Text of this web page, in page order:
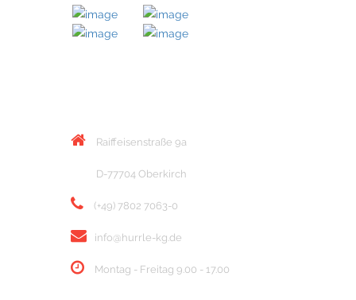
Raiffeisenstraße 9a
D-77704 Oberkirch
(+49) 7802 7063-0
info@hurrle-kg.de
Montag - Freitag 9.00 - 17.00